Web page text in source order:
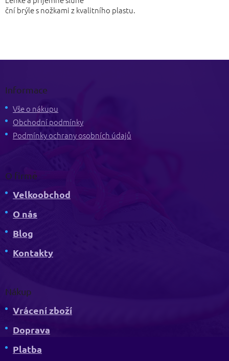
ční brýle s nožkami z kvalitního plastu.
Informace
Vše o nákupu
Obchodní podmínky
Podmínky ochrany osobních údajů
O firmě
Velkoobchod
O nás
Blog
Kontakty
Nákup
Vrácení zboží
Doprava
Platba